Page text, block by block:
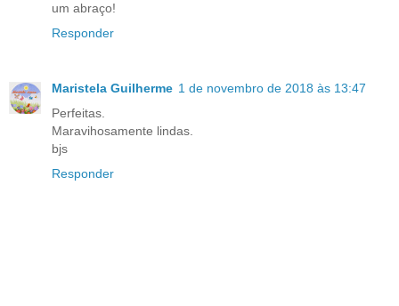
um abraço!
Responder
Maristela Guilherme 1 de novembro de 2018 às 13:47
Perfeitas.
Maravihosamente lindas.
bjs
Responder